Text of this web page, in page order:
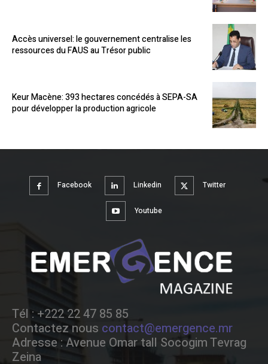
Accès universel: le gouvernement centralise les
ressources du FAUS au Trésor public
Keur Macène: 393 hectares concédés à SEPA-SA
pour développer la production agricole
Facebook Linkedin Twitter
Youtube
Tél : +222 22 47 85 85
Contactez nous contact@emergence.mr
Adresse : Avenue Omar tall Socogim Tevrag
Zeina